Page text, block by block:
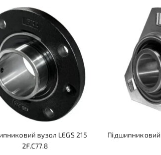
вузол LEGS 215
2F.C77.8
Підшипниковий